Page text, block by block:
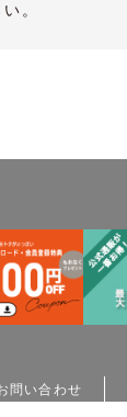
。
問い合わせ